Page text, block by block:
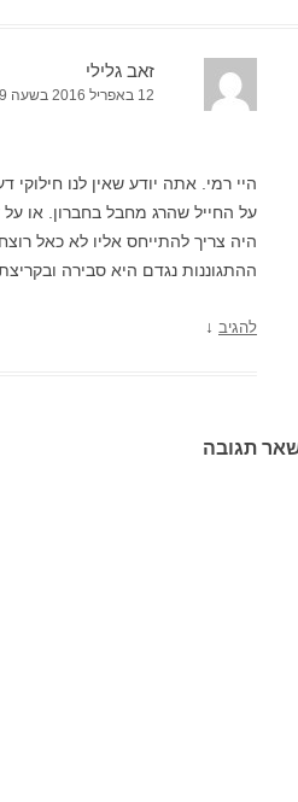
זאב גלילי
12 באפריל 2016 בשעה 23:49
היי רמי. אתה יודע שאין לנו
על החייל שהרג מחבל בחברון. או
היה צריך להתייחס אליו לא כאל
ההתגוננות נגדם היא סבירה
להגיב ↓
תגובה